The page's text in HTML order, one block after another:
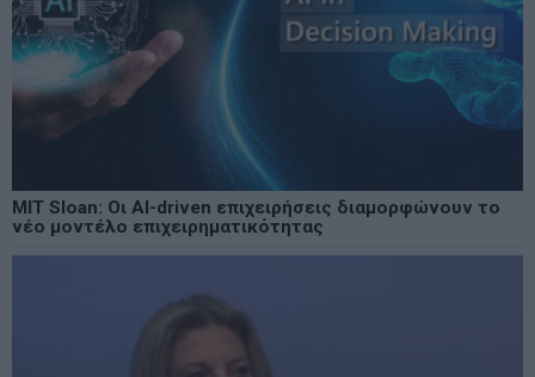
MIT Sloan: Οι AI-driven επιχειρήσεις διαμορφώνουν το
νέο μοντέλο επιχειρηματικότητας